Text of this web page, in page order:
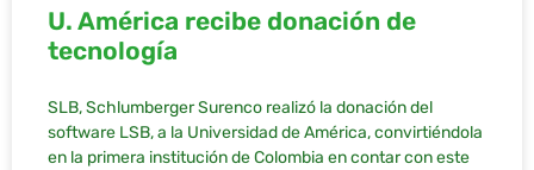
U. América recibe donación de
tecnología
SLB, Schlumberger Surenco realizó la donación del
software LSB, a la Universidad de América, convirtiéndola
en la primera institución de Colombia en contar con este